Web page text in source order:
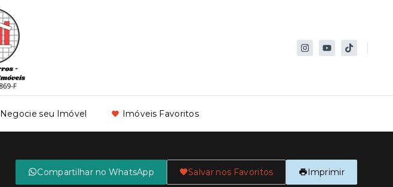
Negocie seu Imóvel Imóveis Favoritos
Compartilhar no WhatsApp Salvar nos Favoritos Imprimir